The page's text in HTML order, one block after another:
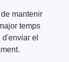
mantenir
temps
el